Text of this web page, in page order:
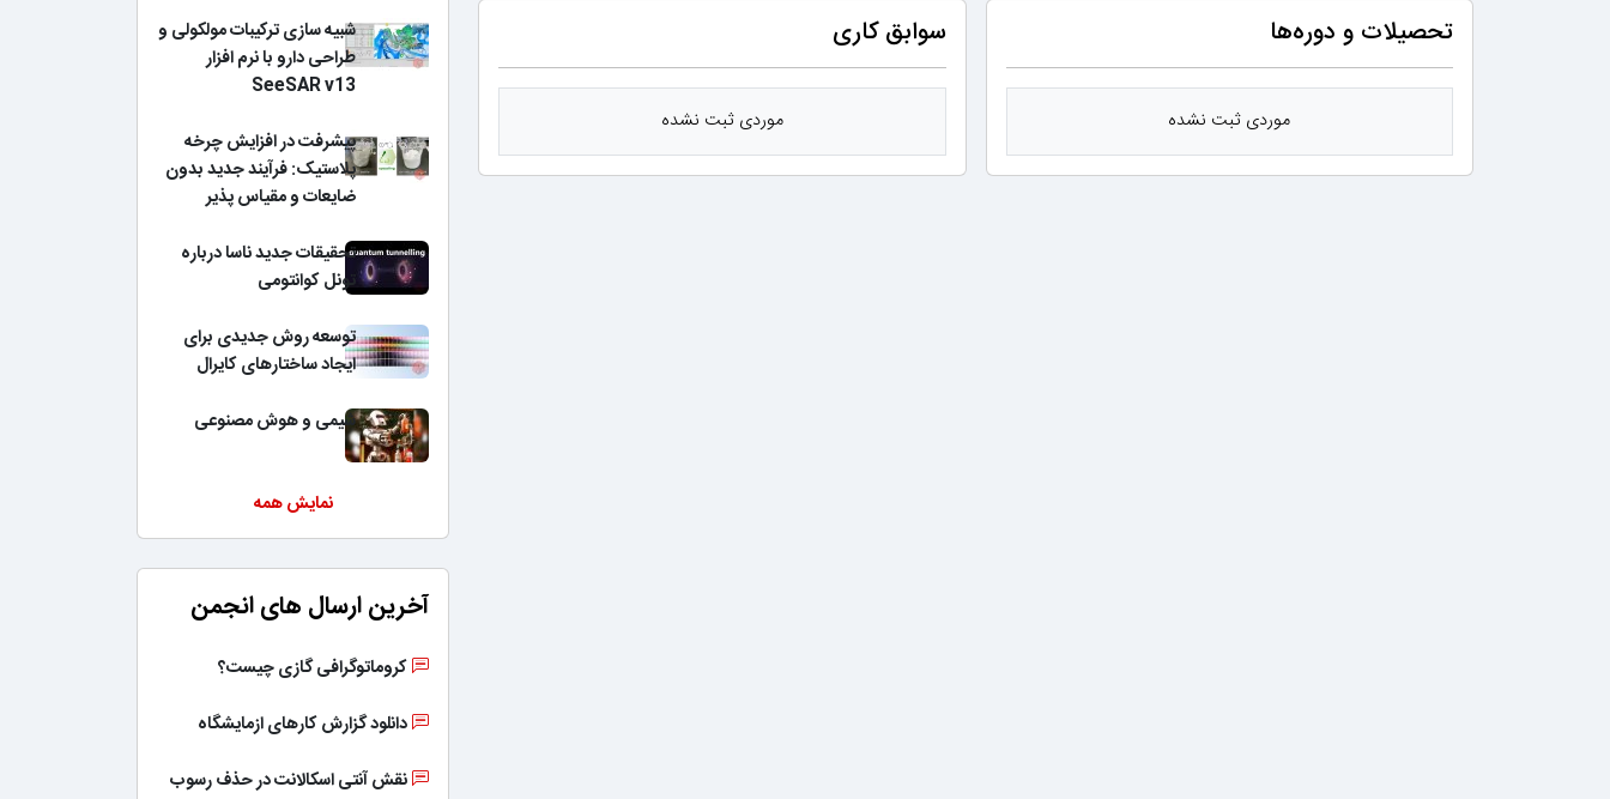
تحصیلات و دوره‌ها
موردی ثبت نشده
سوابق کاری
موردی ثبت نشده
شبیه سازی ترکیبات مولکولی و
طراحی دارو با نرم افزار
SeeSAR v13
پیشرفت در افزایش چرخه
پلاستیک: فرآیند جدید بدون
ضایعات و مقیاس پذیر
تحقیقات جدید ناسا درباره
تونل کوانتومی
توسعه روش جدیدی برای
ایجاد ساختارهای کایرال
شیمی و هوش مصنوعی
نمایش همه
آخرین ارسال های انجمن
کروماتوگرافی گازی چیست؟
دانلود گزارش کارهای ازمایشگاه
نقش آنتی اسکالانت در حذف رسوب